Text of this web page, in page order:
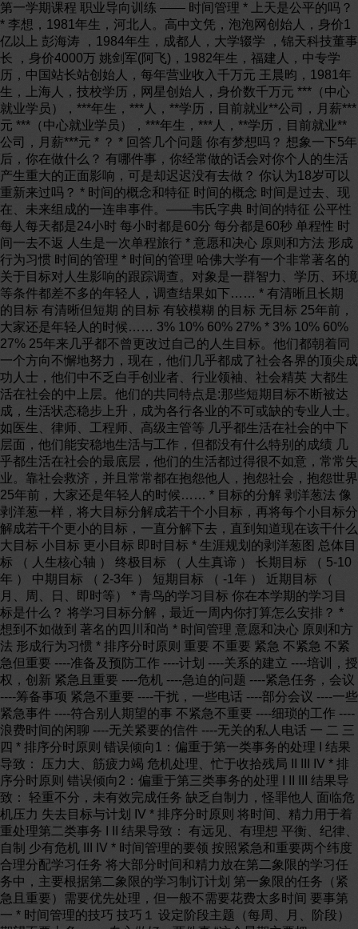
第一学期课程 职业导向训练 —— 时间管理 * 上天是公平的吗？ * 李想，1981年生，河北人。高中文凭，泡泡网创始人，身价1亿以上 彭海涛 ，1984年生，成都人，大学辍学 ，锦天科技董事长 ，身价4000万 姚剑军(阿飞)，1982年生，福建人，中专学历，中国站长站创始人，每年营业收入千万元 王晨昀，1981年生，上海人，技校学历，网星创始人，身价数千万元 ***（中心就业学员），***年生，***人，**学历，目前就业**公司，月薪***元 ***（中心就业学员），***年生，***人，**学历，目前就业**公司，月薪***元 * ？ * 回答几个问题 你有梦想吗？ 想象一下5年后，你在做什么？ 有哪件事，你经常做的话会对你个人的生活产生重大的正面影响，可是却迟迟没有去做？ 你认为18岁可以重新来过吗？ * 时间的概念和特征 时间的概念 时间是过去、现在、未来组成的一连串事件。——韦氏字典 时间的特征 公平性 每人每天都是24小时 每小时都是60分 每分都是60秒 单程性 时间一去不返 人生是一次单程旅行 * 意愿和决心 原则和方法 形成行为习惯 时间的管理 * 时间的管理 哈佛大学有一个非常著名的关于目标对人生影响的跟踪调查。对象是一群智力、学历、环境等条件都差不多的年轻人，调查结果如下…… * 有清晰且长期 的目标 有清晰但短期 的目标 有较模糊 的目标 无目标 25年前，大家还是年轻人的时候…… 3% 10% 60% 27% * 3% 10% 60% 27% 25年来几乎都不曾更改过自己的人生目标。他们都朝着同一个方向不懈地努力，现在，他们几乎都成了社会各界的顶尖成功人士，他们中不乏白手创业者、行业领袖、社会精英 大都生活在社会的中上层。他们的共同特点是:那些短期目标不断被达成，生活状态稳步上升，成为各行各业的不可或缺的专业人士。如医生、律师、工程师、高级主管等 几乎都生活在社会的中下层面，他们能安稳地生活与工作，但都没有什么特别的成绩 几乎都生活在社会的最底层，他们的生活都过得很不如意，常常失业。靠社会救济，并且常常都在抱怨他人，抱怨社会，抱怨世界 25年前，大家还是年轻人的时候…… * 目标的分解 剥洋葱法 像剥洋葱一样，将大目标分解成若干个小目标，再将每个小目标分解成若干个更小的目标，一直分解下去，直到知道现在该干什么 大目标 小目标 更小目标 即时目标 * 生涯规划的剥洋葱图 总体目标 （ 人生核心轴 ） 终极目标 （ 人生真谛 ） 长期目标 （ 5-10年 ） 中期目标 （ 2-3年 ） 短期目标 （ -1年 ） 近期目标 （ 月、周、日、即时等） * 青鸟的学习目标 你在本学期的学习目标是什么？ 将学习目标分解，最近一周内你打算怎么安排？ * 想到不如做到 著名的四川和尚 * 时间管理 意愿和决心 原则和方法 形成行为习惯 * 排序分时原则 重要 不重要 紧急 不紧急 不紧急但重要 ----准备及预防工作 ----计划 ----关系的建立 ----培训，授权，创新 紧急且重要 ----危机 ----急迫的问题 ----紧急任务，会议 ----筹备事项 紧急不重要 ----干扰，一些电话 ----部分会议 ----一些紧急事件 ----符合别人期望的事 不紧急不重要 ----细琐的工作 ----浪费时间的闲聊 ----无关紧要的信件 ----无关的私人电话 一 二 三 四 * 排序分时原则 错误倾向1：偏重于第一类事务的处理 I 结果导致： 压力大、筋疲力竭 危机处理、忙于收拾残局 II III IV * 排序分时原则 错误倾向2：偏重于第三类事务的处理 I II III 结果导致： 轻重不分，未有效完成任务 缺乏自制力，怪罪他人 面临危机压力 失去目标与计划 IV * 排序分时原则 将时间、精力用于着重处理第二类事务 I II 结果导致： 有远见、有理想 平衡、纪律、自制 少有危机 III IV * 时间管理的要领 按照紧急和重要两个纬度合理分配学习任务 将大部分时间和精力放在第二象限的学习任务中，主要根据第二象限的学习制订计划 第一象限的任务（紧急且重要）需要优先处理，但一般不需要花费太多时间 要事第一 * 时间管理的技巧 技巧１ 设定阶段主题（每周、月、阶段） 期望不要太多 —— 专心做好一两件事 “这个星期主要把Windows前面几章的作业题补上” “NTFS权限还不熟练，去网上找几道题目练习一下” “把我家里的2台电脑组建成一个Windows域” …… 用80％的精力做20％的主要工作 避免迷恋游戏 减少不必要的社会交往 每天留出一个小时机动 记得问候父母、同学 * 时间管理的技巧 技巧２ 充分利用个人生理周期 上午效率高，早起学习和掌握最重要的知识 效率不高的时候运动一下 今天抽点时间为明天最重要的事情做点准备 记得预习明天的课程 奖励自己能有效利用时间 不必用太多的时间追求完美 将你的计划放在抬头可见的地方 随时记得提醒自己，按计划前进 * 6：30点起床 8：15到校，上次作业没有写，现抄。 8：30上课 10：30上机课，先复制同桌的作业，然后上交。 11：00作上机练习，因为不会，玩了1个小时游戏。 12：30下课，没有记下作业的内容，就冲出教室 13：50到家，吃中午。 14：40打开电脑，继续昨天没有完成的游戏（或者小说），直到19：00。 19：00父母做好饭，开始吃晚饭。 19：30没有帮父母洗碗，直接回到电脑旁继续，直到凌晨。 凌晨3：00睡觉，因为第二天不上课，所以睡到12：00 ………… 你是这样的吗？ * 6：30点起床 8：15到校，整理上次上课的笔记，做课前预习。 8：30上课 10：30上机课，已经把本次上机课的内容完成，但是还有些问题，询问任课老师。解决后，学习下次课程的内容 12：30下课，在中心吃午饭 13：00下午练习，吃完饭，在公共机房上机，练习下次课程的内容，并且询问学长技术问题 17：30下午练习结束，做好保存后，离开中心 19：00父母做好饭，开始吃晚饭。 19：30帮父母洗好碗，开始看书，学习在练习过程中比较模糊的理论知识点 22：30睡觉 ………… 你是这样的吗？ * 时间管理 意愿和决心 原则和方法 形成行为习惯 * 行为决定习惯，习惯决定性格，性格决定命运 如果，改变一些行为，能创造你的未来，你愿意改变吗？ 形成行为习惯 * 知识：做什么（what to） 技巧：如何做（how to） 意愿：想要做（want to） 习惯的建立 知识 技巧 意愿 习 惯 * 挑战舒适区 什么是『舒适区』？ 简单地说，当人对于某些人、事、物习以为常后，便会产生「舒适区」；而改变，就会变成「非舒适区」 由于人是自我保护的动物，因此多会选择躲在舒适区 * 认识我们自己的舒适区 讨论[1]： 我们的舒适区有哪些范围 讨论[2]： 处在舒适区会对我们有哪些不利的影响？ 讨论[3]： 改变舒适区，最大的阻碍是什么？ * 好习惯是在有意识的控制中形成的，坏习惯是在无意识的放任中形成的 我们先要塑造自己良好的习惯，然后好习惯会塑造我们自己 形成好习惯的过程同时也是克服坏习惯的过程，形成过程中会比较困难 好习惯一旦养成也会具有自然的惯性，保持起来相对比较容易；坚持下去，21天可基本形成习惯 养成好的习惯 * 自己的事自己做。 始于心动，成于行动。 * 相信自己，你能行！ * * 简单回顾上次课内容 点取2～4名同学介绍其明天的学习、工作时间安排，并进行点评，引出本节课的内容 * 在讲课之前，想问大家一个问题。 说明：提起学员的注意力和兴趣。 * 介绍IT风云人物（结合下页PPT），然后随机询问前2排的学员，“你今年多大了？”询问2-3人。 说明：制造痛苦点，引起学员的重视。让学员正视自己对时间没有重视的问题。也给学员信心，自己也可以成为风云人物。 1、李想 1981年生，河北人。高中文凭，1999年创业;李想是IT圈最知名的80后，早年创办显卡之家网站，后来创办PCPOP网和汽车之家2大行 业网站，李想目前身价过亿，是80后互联网创业者中最具代表性的人物之一。被各大媒体争相报道。(PCPOP是第三大中文IT专业网站。2005年营收近 2千万，利润1千万。取20倍的市盈率，市场价值2亿。创始人李想一股独大，身价在1亿以上。) 年份：1981年，河北人 所有财产：上亿元(人民币) 上榜理由：80后创业典范，也许是目前最成功的IT圈80后企业家 个人博客： 2、戴志康 1981年生，黑龙江人，本科学历。1995年开始计算机编程，2000年考上哈尔滨工程大学，2001年凭着个人兴趣开发出自动生成社区论坛 (BBS)的软件Discuz! Board，供用户免费下载使用。2004年，刚毕业的戴志康带着销售Discuz!软件获得的第一桶金50万人民币到北京，成立北京康盛世纪科技有限公 司(后改名为康盛创想科技有限公司)，当年就获得了几百万的收入。2005年底，戴志康又把一直处于收入快速增长的Discuz!软件宣布免费，并让公司 从原来的单纯软件销售模式逐渐向靠用户提供服务的互联网平台盈利模式转型。这些积累和举措，终于在2006年给戴志康带来了回报。2006年，戴志康带领 的康盛创想(Comsenz)科技有限公司成功获得了华尔街顶级风险投资商红杉资本(Sequoia Capital)数百万美元注资，风险投资的进入为康盛创想的发展提供了有力的资金保障，在资本的助力下，公司进入了高速发展阶段。同年，康盛创想被美国 著名风险投资杂志RedHerring评选为“2006年亚洲百强科技创新企业”，成为中国互联网行业升起的一颗耀眼新星。2007年，康盛创想再次获得 包括Google(谷歌)在内的多家风险基金和机构的投资，戴志康也因此脱颖而出，成为国内“80后”创业代表。2007年9月20日，戴志康荣膺《中国 企业家》“80后封面人物”奖。戴志康目前身价至少千万，通过互联网致富的典型案例。 年份：1981年，黑龙江人 所有财产：数千万元(人民币) 上榜理由：IT圈又一位80后的创业典范，所开发的论坛产品，已覆盖了超过50%的市场分额。 个人博客： 3、姚剑军(阿飞) 1982年生，福建人;中专学历。阿飞，原名姚剑军。中国站长站创始人。目前身价至少千万。阿飞做的中国站长站是一个服务于中国百万站长的网 站。他给中国草根群体和个人站长带去了很大的帮助。无数人通过他的网站提供的信息和服务获得了成功。其公司现有包括中国站长站在内的多个网站，每年营收数 千万元。 年份：1982年，福建人 所有财产：数千万元(人民币) 上榜理由：为中国的草根群体和个人站长们的发展做了相当大的贡献 个人博客： 4、王晨昀 1981年生，上海人，技校学历。王晨昀，网名网星，15岁初中毕业后即通过互联网创业，96年以做个人网站起家，靠收广告费赚到第一桶金;之 后开始运作多个B2C电子商务网站，在2006年时零售和批发营收有数千万元。其本人还创办中国网商网，普及电子商务领域知识。早年曾写过包括《站长兵 法》在内的多本实用的书籍。无数个人站长从其书中受益。近年来通过其在IT圈的人脉资源多次举办大型的IT聚会活动，受益者甚广。 年份：1981年，上海人 所有财产：数千万元(人民币) 上榜理由：为中国的个人站长和电子商务领域普及做了相当大的贡献 个人博客： * 说明：介绍ppt中的风云人物，中间空白的地方是给我们的学生准备的，给学员以激励。 1. 李想 泡泡网（）创始人 CEO 出生年份：1981年 籍贯：河北石家庄 学历：高中 媒体曝光：★★★★★ 个人财富：4000万 从任何角度看，李想都是女孩子心目中的最理想的白马王子，年轻、阳光、幽默、孝顺，加上不亚于超男的帅气，更重要的，李想还是几百号员工的老板，比超男们有钱得多。所以难怪，据说李想在每次业内聚会沙龙出场的时候都会引起了在场女性的骚动和尖叫。 2008年6月，澳洲电讯收购泡泡，官方公布的价格是泡泡、汽车之家、IT168、ITCHE这4家网站的55&percnt;股份总共5亿人民币左右，按照各个网站的业务量、李想在泡泡中的控股额、及一般收购的兑现比例，可以推算出李想在此次收购中的现金进账约为3000万左右，加之其之前积累的1000万左右，李想的个人现金持有应该在4000万左右，另外还留有泡泡的股份。 99年开始创业，10年磨一剑，被澳洲电讯收购之前，李想几乎是凭借着一己之力在垂直领域与其他2个上市公司的竞争中而不落下风，这可不是运气好就可以做到的，需要的是眼光、胆识、气魄。辍学、创业、艰辛、成功、财富，李想的故事是一段典型的互联网传奇，激励着无数的80后甚至90后在这个江湖中闯荡搏杀。 李想的创业经历不必多说，媒体的曝光率超高，已经达到了言80后必有李想的程度，通过此次收购，李想也终于可以不用身价折算，揣着巨额现金昂头迈进了千万富翁俱乐部，真正成为了80后互联网创业者中的抗旗者。 2. 彭海涛 锦天科技董事长 出生年份：1984年 籍贯：四川成都 学历：四川大学 辍学 媒体曝光：★★ 个人财富：4000万 84年出生的彭海涛传说拥有加拿大国籍，但彭海涛也确实是生长在成都的四川娃。 很多人都说，彭海涛的成功是因为有个支持其退学并给其一百万用于创业的有钱爸爸，但陈天桥花1个亿买来的绝对不是彭海涛的好爸爸所拥有的财富、声望、人脉，而是实实在在的彭海涛在游戏方面的天赋、创意，以及专注游戏而取得的成就。没有富爸爸能获得成功的人值得我们钦佩，但没有人会想过，有个有钱的爸爸，在富贵安逸中要取得个人的成功或许更难，所以彭海涛同样值得我们尊敬。不要再争论穷爸爸富爸爸了，就算做不成有钱**的儿子，那就做儿子的有钱** 吧。 2005年7月，晶合时代以2000万买断《传说》，2007年7月，盛大1亿元人民币左右的现金收购锦天，彭海涛作为控股者，个人收入在这2次交易中估计在8000万左右，但是别忘了，当初彭海涛他爸爽快的扔给彭海涛100万作为启动资金的时候，也就决定了彭海涛他爸实际上对这8000万收入还是有部分支配权的，鉴于此，彭海涛的个人现金持有数只好打了个对折，为4000万人民币。 彭海涛属于比较有代表性的的80后新贵类型，衣着朴素，行为正常，甚至于日常的爱好都和常人无异，放在一堆人中间，你看不出他和其他人有什么区别。专业精湛，生活普通，这种宝贵的特质几乎是所有互联网80后新贵的共同点，财富的爆发并没有让他们的生活爆发，做真正的自己才是这些年轻一代富翁们所追求的人生境界。 3. 韩华 我爱打折（）创始人 CEO 网名：小仙 出生年份：1980年 籍贯：陕西咸阳 学历：北京航空航天大学 项目管理 硕士 媒体曝光：★★ 个人财富：3000万 有才更有钱的美女，如果上帝也有宠儿，韩华就是一个。互联网和生活没有什么区别，金钱和美女永远都是焦点。 韩华在某一次shopping之后突发奇想，创办了55bbs，从此，这里成为败家女们的天堂。从简单的社区开始，55bbs的发展和女人败家一样一发不可收拾，到如今几万人的同时在线加上帖子的秒沉速度，只能说，是55bbs让女性真正登上了互联网的舞台。 2008年6月，cnet宣布收购55bbs。尽管价格一直没公开，但得到内部人士证实为5500万人民币，且全部以现金的方式分两次支付，正负误差不会超过200万。5500这个数字和媒体公开所猜测的1000万左右，甚至低到只有600万相差巨大，肯定会让很多业内人士跌破眼镜，但事实确是如此，而且不奇怪，韩华自己也说过，对于55bbs价值的判断，一个女性白领和一个程序员会相差数十倍。一方面55bbs团队本身异常低调，另一方面业内在女性领域从来就缺乏深入的了解与专业的研究。是的，你可能并不了解55bbs，就像你不了解女人一样，但这丝毫掩盖不了55bbs的光芒。 除了低调，韩华这个55bbs校长的务实和固执在vc中倒是非常的出名，04年底，韩国人出20万美金买55bbs被拒绝，05年底，某业界大佬出 300万人民币要收购55bbs被拒绝，06年底，某vc出300万美金投资55bbs被拒绝，你要说1000万人民币想买55bbs，估计连韩华的面都见不到。作为一个年收入过千万的网站，55bbs的超强盈利能力和在女性用户中无与伦比的影响力真正的体现出了社区作为媒体的价值，也为网站如何生存发展指明了一条康庄大道。800万美金的卖价相对动辄过千万上亿的互联网资本运作来说其实还是偏低。55bbs公司结构比较简单，韩华处于控股状态，由此推算韩华个人现金持有应该在3000万左右。 抛开个人财富不说，单看韩华经营55bbs这4年，从无到有，从小到大，能够在困境中坚韧不拔、勇往直前，而在巨大的声望和财富前保持住一份平淡和低调，作为俱乐部唯一女性成员，这份心境和气度无人能及。 4. 姚剑军 站长站（ ）创始人 CEO 网名：阿飞 出生年份：1982年 籍贯：福建泉州 学历：中专毕业 媒体曝光：★★★ 个人财富：2000万 在一个混乱的年代，一个从洪荒而来的少年，带着眼里不可屈服的野性，一股原始的反叛从笔直的脊梁里渗透出来，一直通往那柄三尺来长的铁片，没有剑锋，没有剑鄂，把手也不过只是两片软木钉在上面。李寻欢叹了口气，说，这不是玩具，十年后这个少年会成为天下第一的高手。 这个少年就是阿飞。 在互联网这个江湖，我们的阿飞，是中国站长的站长，站长中的战斗机。 没有谁不知道站长阿飞，但很少有人知道阿飞的真名叫姚剑军，更不知道这个中国站长中的站长其实是个80后。1997年，当泉州永春一个乡下孩子为了生计放弃了高中的录取通知书，而远赴千里之外的重庆读中专的时候，命运的车轮开始旋转，滚滚向前。2000年阿飞接触网络开始，从我爱我网、永春信息港，到梦里长安，阿飞也付出过成长的代价，2002年，阿飞创建了中国站长站，迅速成为当时个人站长们发生千丝万缕联系的中心，6年过去了，中国站长站，早已成为了殿堂般的存在。 虽然目前并没有vc进入或收购，的发展势头一直上扬，广告基本上没有空档，营收状况良好，的运营状况也相当不错，几十名员工，过千万年收入的公司，通过几年的积累，阿飞的现金持估计为2000万左右，另外还有的大比例股份。阿飞的坐骑为宝马，也印证出千万级的财富值。 阿飞是个高手，绝顶的高手，傅红雪在他的面前连一分出手的机会也没有，他之所以比别人强，是因为他肯专，肯用心，肯流血。无比削瘦的阿飞最出名莫过于他曾经的qq签名“有事请晚上2点找我”。天亮睡觉，中午起床，10几年来，阿飞都是这么过的，这也是个人站长的标准生物钟，和阿飞一样，无数的站长为了追寻心中的梦日落而作，日出而息，虽然道路曲折，前途未卜，但仍孜孜不倦，无怨无悔，他们是中国互联网上真正的无名英雄。在喜得千金后，至少在半夜给宝宝换尿布的时候，也许阿飞会发现这种生活方式其中的妙处。 5、戴志康 Discuz！ （）创始人 CEO 网名：Crossday（大C） 出生年份：1981年 籍贯：黑龙江大庆 学历：哈尔滨工程大学 媒体曝光：★★★★ 个人财富：1500万 这是互联网中另一个传奇。 很多年前，当戴志康每天睡眼惺忪的从他刚买来的商住2用办公室里的一个房间爬起来到另外一个房间上班的时候，就注定了今天的结局。是的，戴志康比一般人都勤奋得太多，正是这种勤奋，加上他本身程序员和商人完美结合的性格，造就了DISCUZ！在中国互联网中的传奇。 1995年开始学习计算机编程，2001年凭着个人兴趣开发出Discuz！，经过七年的发展，Discuz！的版本已经上升到了，成为了中国互联网社区当中不折不扣的应用程序标准，戴志康领导的康盛创想也有了UCenter Home、Discuz！、SupeSite、ECShop和SupeV而形成了一套完整的生态链。从应用层面来说，Discuz！基于中国互联网无数大大小小个人网站的的推动完全可以媲美windows基于个人电脑的作用。如果按照对中国互联网贡献大小来排名，戴志康一定可以入选前10位。 2006年7月，Discuz！获得红杉及周鸿祎个人的首轮300万美金左右的投资，2008年3月，晨兴创投、红杉、谷歌联合向Discuz！投资，其中谷歌为战略性投资，投入100万美金，3家总共投入估计在1000万美金左右。按vc投资比例及以往Discuz！收入状况推算戴志康个人持有现金在1500万左右，另外还持有康盛创想的部分股份。 戴志康的故事是一个80后技术青年通过互联网致富的典型案例：从小对计算机感兴趣，考上大学，但对大学里的东西缺乏兴趣，大二开始写论坛程序，到毕业时已经赚了50万，揣着这第一桶金开公司，不断扩大规模，然后融资，或许以后还会上市。戴志康的成功，是草根对决技术精英们的一次完胜，需要观察一下周围若干技术牛逼但生活仍然窘迫的天才才能真正体会到Discuz！非凡的想象力与远见卓识。从布林的google，小马的qq，到戴志康的 Discuz！，证明了一个朴素而容易被忽略的道理，菜鸟才是是互联网的主旋律。 6、王晨昀 网星创始人 CEO 网名：网星 出生年份：1981年 籍贯：上海 学历：初中毕业 媒体曝光：★★★★ 个人财富：1500万 王老师永远都是一个精力过人而不知疲倦的人。 王晨昀的故事几天几夜也讲不完，在百度百科中搜索王晨昀这个词条，结果如下： 王晨昀，99年中国电信杯10大网络名流，2006年上海10大创业人物等荣誉。6岁接触电脑，15岁接触互联网并于同年创办个人网站。其经历和事迹从17岁开始就陆续被包括“中央电视台”、“东方电视台”在内的四十多家电视台、电台以及包括《中国青年报》、《新民晚报》在内的三百多家杂志报刊报道过。多年来在各种形式的传统媒体上发表过文章一千余篇；并著有《站长兵法》和《网络美眉》、《网上开店实战宝典》三本书籍。 现任主要职务： 中国网商网 总经理； 爱情礼品店等 多家B2C网站 的所有人； IT访谈类节目《财富网络》、《中国站长访谈录》、《中国网商访谈录》制片人； 上海1家IT公司法人，1家贸易公司法人。 其他职务略…… 王晨昀的收入来源很杂，讲课费、出书费、活动费、评选费、策划费等等，虽然没有大单，但积少成多聚沙成塔，目前王晨昀个人持有现金估计为1500万左右。 7、黄一孟 VeryCD（）创始人 CEO网名：Dash 出生年份：1982年 籍贯：上海 学历：上海大学 辍学 媒体曝光：★ 个人财富：1000万 黄一孟，一个典型的偏执型技术青年、电影文青、鸡饭。 因为商业利益的存在，P2P看来最终会被踢出互联网。从社会学的角度上看，也许若干年之后，这将成为一个人类文明进程的倒退案例。除非我们可以从全世界每印刷出一张纸，或每生产一斤火药，都能收取到哪怕一点点专利费，或是版权费。 所以黄一孟的very cd未来并不乐观，但另外一个事实是，very cd是中国互联网与美国互联网最为神似的交叉点，不管是外在的风格还是内在的气质，甚至页面中的广告数量，very cd简直是google另外一个领域的翻版，very cd的成功对于那些进入中国就会水土不服的外来者，是一个生动的教材。在灿若星河的中国互联网，very cd就犹如一颗流星划过，不是最亮的，又也许短暂，但却是与众不同、独一无二的。 作为技术创新型的公司，very cd其实从来就不缺乏资本的青睐，但迄今尚无公开消息表明very cd接受过投资或被收购。这源于黄一孟的理想主义，以及将理想